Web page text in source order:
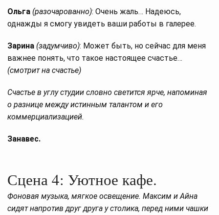
Ольга (разочарованно): Очень жаль… Надеюсь,
однажды я смогу увидеть ваши работы в галерее.
Зарина (задумчиво): Может быть, но сейчас для меня
важнее понять, что такое настоящее счастье…
(смотрит на счастье)
Счастье в углу студии словно светится ярче, напоминая
о разнице между истинным талантом и его
коммерциализацией.
Занавес.
Сцена 4: Уютное кафе.
Фоновая музыка, мягкое освещение. Максим и Айна
сидят напротив друг друга у столика, перед ними чашки